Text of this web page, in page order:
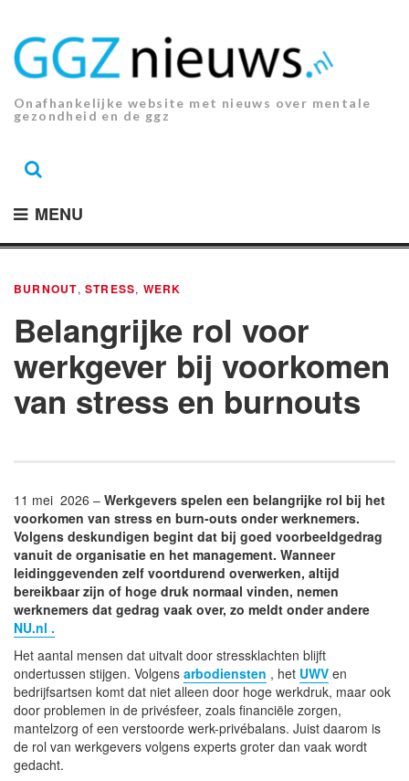
inhoud.
Onafhankelijke website met nieuws over mentale
gezondheid en de ggz
MENU
BURNOUT, STRESS, WERK
Belangrijke rol voor
werkgever bij voorkomen
van stress en burnouts
11 mei 2026 – Werkgevers spelen een belangrijke rol bij het
voorkomen van stress en burn-outs onder werknemers.
Volgens deskundigen begint dat bij goed voorbeeldgedrag
vanuit de organisatie en het management. Wanneer
leidinggevenden zelf voortdurend overwerken, altijd
bereikbaar zijn of hoge druk normaal vinden, nemen
werknemers dat gedrag vaak over, zo meldt onder andere
NU.nl .
Het aantal mensen dat uitvalt door stressklachten blijft
ondertussen stijgen. Volgens arbodiensten , het UWV en
bedrijfsartsen komt dat niet alleen door hoge werkdruk, maar ook
door problemen in de privésfeer, zoals financiële zorgen,
mantelzorg of een verstoorde werk-privébalans. Juist daarom is
de rol van werkgevers volgens experts groter dan vaak wordt
gedacht.